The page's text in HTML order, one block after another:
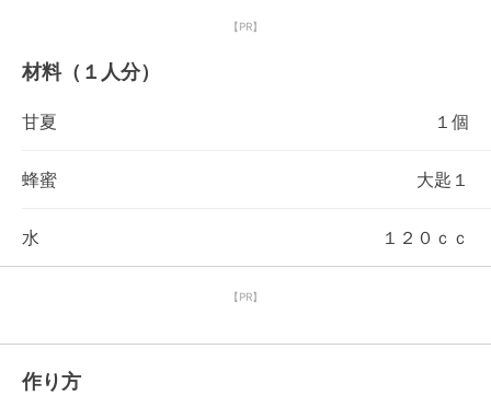
【PR】
材料（１人分）
甘夏 １個
蜂蜜 大匙１
水 １２０ｃｃ
【PR】
作り方